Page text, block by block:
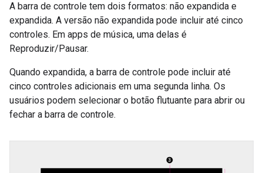
A barra de controle tem dois formatos: não expandida e
expandida. A versão não expandida pode incluir até cinco
controles. Em apps de música, uma delas é
Reproduzir/Pausar.
Quando expandida, a barra de controle pode incluir até
cinco controles adicionais em uma segunda linha. Os
usuários podem selecionar o botão flutuante para abrir ou
fechar a barra de controle.